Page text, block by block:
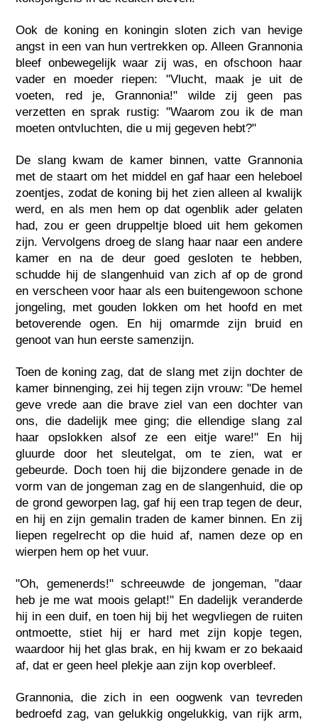
Ook de koning en koningin sloten zich van hevige
angst in een van hun vertrekken op. Alleen Grannonia
bleef onbewegelijk waar zij was, en ofschoon haar
vader en moeder riepen: "Vlucht, maak je uit de
voeten, red je, Grannonia!" wilde zij geen pas
verzetten en sprak rustig: "Waarom zou ik de man
moeten ontvluchten, die u mij gegeven hebt?"
De slang kwam de kamer binnen, vatte Grannonia
met de staart om het middel en gaf haar een heleboel
zoentjes, zodat de koning bij het zien alleen al kwalijk
werd, en als men hem op dat ogenblik ader gelaten
had, zou er geen druppeltje bloed uit hem gekomen
zijn. Vervolgens droeg de slang haar naar een andere
kamer en na de deur goed gesloten te hebben,
schudde hij de slangenhuid van zich af op de grond
en verscheen voor haar als een buitengewoon schone
jongeling, met gouden lokken om het hoofd en met
betoverende ogen. En hij omarmde zijn bruid en
genoot van hun eerste samenzijn.
Toen de koning zag, dat de slang met zijn dochter de
kamer binnenging, zei hij tegen zijn vrouw: "De hemel
geve vrede aan die brave ziel van een dochter van
ons, die dadelijk mee ging; die ellendige slang zal
haar opslokken alsof ze een eitje ware!" En hij
gluurde door het sleutelgat, om te zien, wat er
gebeurde. Doch toen hij die bijzondere genade in de
vorm van de jongeman zag en de slangenhuid, die op
de grond geworpen lag, gaf hij een trap tegen de deur,
en hij en zijn gemalin traden de kamer binnen. En zij
liepen regelrecht op die huid af, namen deze op en
wierpen hem op het vuur.
"Oh, gemenerds!" schreeuwde de jongeman, "daar
heb je me wat moois gelapt!" En dadelijk veranderde
hij in een duif, en toen hij bij het wegvliegen de ruiten
ontmoette, stiet hij er hard met zijn kopje tegen,
waardoor hij het glas brak, en hij kwam er zo bekaaid
af, dat er geen heel plekje aan zijn kop overbleef.
Grannonia, die zich in een oogwenk van tevreden
bedroefd zag, van gelukkig ongelukkig, van rijk arm,